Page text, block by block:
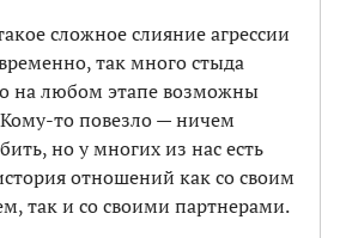
сложное слияние агрессии
так много стыда
на любом этапе возможны
то повезло — ничем
но у многих из нас есть
отношений как со своим
так и со своими партнерами.